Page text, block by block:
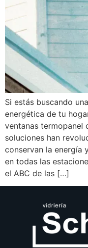
Si estás buscando
energética de tu
ventanas termopanel
soluciones han
conservan la energía
en todas las
el ABC de las […]